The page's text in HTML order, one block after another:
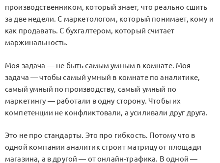
производственником, который знает, что реально сшить
за две недели. С маркетологом, который понимает, кому и
как продавать. С бухгалтером, который считает
маржинальность.
Моя задача — не быть самым умным в комнате. Моя
задача — чтобы самый умный в комнате по аналитике,
самый умный по производству, самый умный по
маркетингу — работали в одну сторону. Чтобы их
компетенции не конфликтовали, а усиливали друг друга.
Это не про стандарты. Это про гибкость. Потому что в
одной компании аналитик строит матрицу от площади
магазина, а в другой — от онлайн-трафика. В одной —